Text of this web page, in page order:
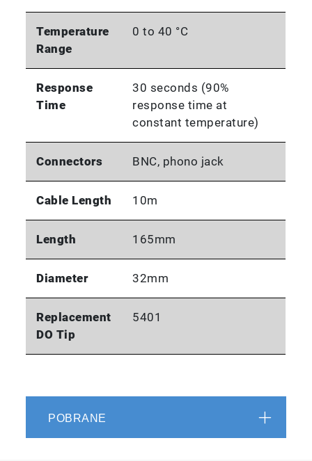
Temperature
Range
0 to 40 °C
Response
Time
30 seconds (90%
response time at
constant temperature)
Connectors BNC, phono jack
Cable Length 10m
Length 165mm
Diameter 32mm
Replacement
DO Tip
5401
POBRANE